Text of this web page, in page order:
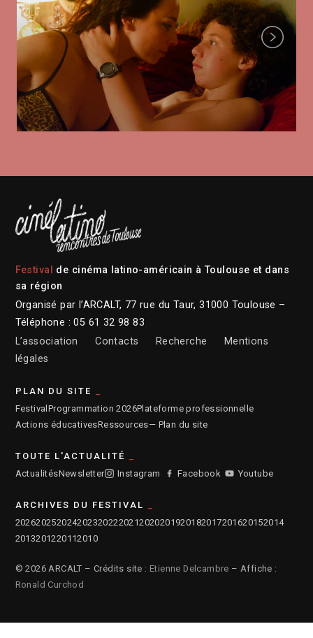
Next
Festival
de cinéma latino-américain à Toulouse et dans
sa région
Organisé par l’ARCALT, 77 rue du Taur, 31000 Toulouse –
Téléphone : 05 61 32 98 83
L’association
Contacts Recherche
Mentions
légales
PLAN DU SITE
Festival Programmation 2026Plateforme professionnelle
Actions éducativesRessources— Plan du site
TOUTE L'ACTUALITÉ
ActualitésNewsletter Instagram Facebook Youtube
ARCHIVES DU FESTIVAL
2026202520242023202220212020201920182017201620152014
2013201220112010
© 2026 ARCALT – Crédits site : Etienne Delcambre – Affiche :
Ronald Curchod